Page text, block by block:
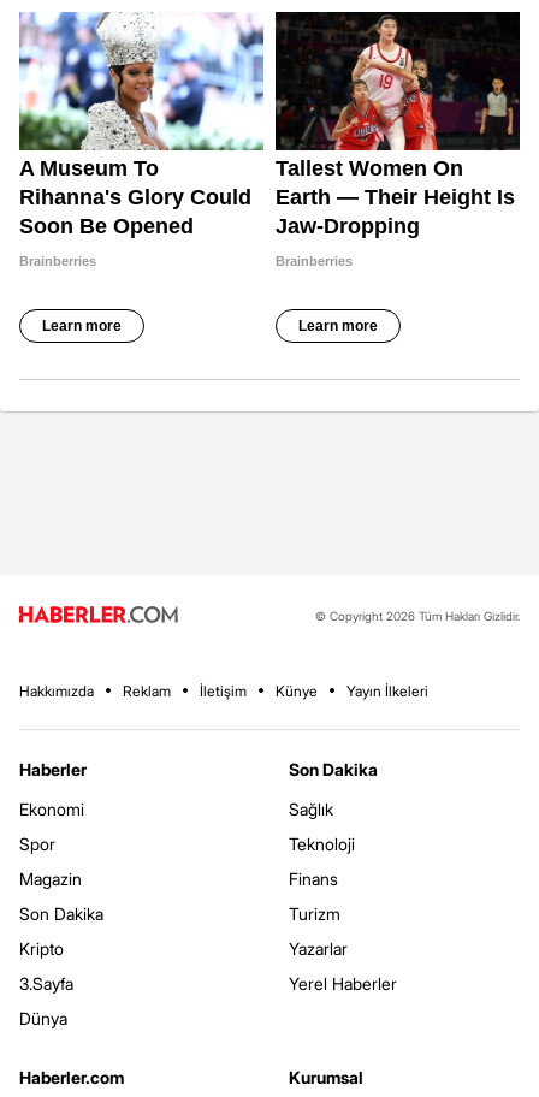
© Copyright 2026 Tüm Hakları Gizlidir.
Hakkımızda Reklam İletişim Künye Yayın İlkeleri
Haberler
Ekonomi
Spor
Magazin
Son Dakika
Kripto
3.Sayfa
Dünya
Son Dakika
Sağlık
Teknoloji
Finans
Turizm
Yazarlar
Yerel Haberler
Haberler.com
Kurumsal